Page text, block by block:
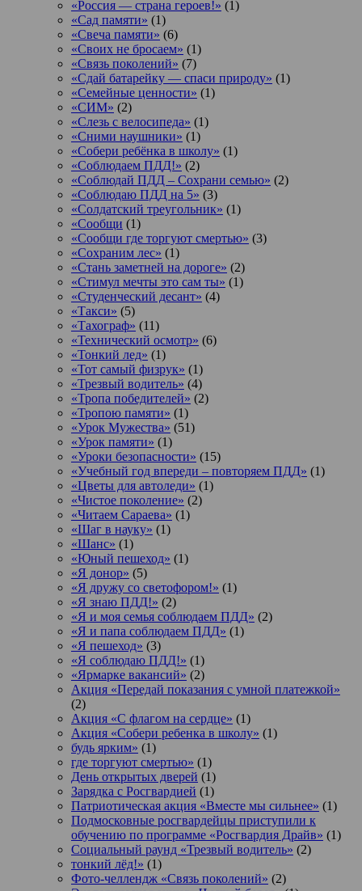
«Россия — страна героев!» (1)
«Сад памяти» (1)
«Свеча памяти» (6)
«Своих не бросаем» (1)
«Связь поколений» (7)
«Сдай батарейку — спаси природу» (1)
«Семейные ценности» (1)
«СИМ» (2)
«Слезь с велосипеда» (1)
«Сними наушники» (1)
«Собери ребёнка в школу» (1)
«Соблюдаем ПДД!» (2)
«Соблюдай ПДД – Сохрани семью» (2)
«Соблюдаю ПДД на 5» (3)
«Солдатский треугольник» (1)
«Сообщи (1)
«Сообщи где торгуют смертью» (3)
«Сохраним лес» (1)
«Стань заметней на дороге» (2)
«Стимул мечты это сам ты» (1)
«Студенческий десант» (4)
«Такси» (5)
«Тахограф» (11)
«Технический осмотр» (6)
«Тонкий лед» (1)
«Тот самый физрук» (1)
«Трезвый водитель» (4)
«Тропа победителей» (2)
«Тропою памяти» (1)
«Урок Мужества» (51)
«Урок памяти» (1)
«Уроки безопасности» (15)
«Учебный год впереди – повторяем ПДД» (1)
«Цветы для автоледи» (1)
«Чистое поколение» (2)
«Читаем Сараева» (1)
«Шаг в науку» (1)
«Шанс» (1)
«Юный пешеход» (1)
«Я донор» (5)
«Я дружу со светофором!» (1)
«Я знаю ПДД!» (2)
«Я и моя семья соблюдаем ПДД» (2)
«Я и папа соблюдаем ПДД» (1)
«Я пешеход» (3)
«Я соблюдаю ПДД!» (1)
«Ярмарке вакансий» (2)
Акция «Передай показания с умной платежкой»
(2)
Акция «С флагом на сердце» (1)
Акция «Собери ребенка в школу» (1)
будь ярким» (1)
где торгуют смертью» (1)
День открытых дверей (1)
Зарядка с Росгвардией (1)
Патриотическая акция «Вместе мы сильнее» (1)
Подмосковные росгвардейцы приступили к
обучению по программе «Росгвардия Драйв» (1)
Социальный раунд «Трезвый водитель» (2)
тонкий лёд!» (1)
Фото-челлендж «Связь поколений» (2)